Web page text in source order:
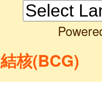
結核(BCG)